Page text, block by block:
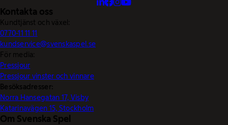
Kontakta oss
Kundtjänst och växel:
0770-11 11 11
kundservice@svenskaspel.se
För media:
Pressjour
Pressjour vinster och vinnare
Besöksadresser:
Norra Hansegatan 17, Visby
Katarinavägen 15, Stockholm
Om Svenska Spel